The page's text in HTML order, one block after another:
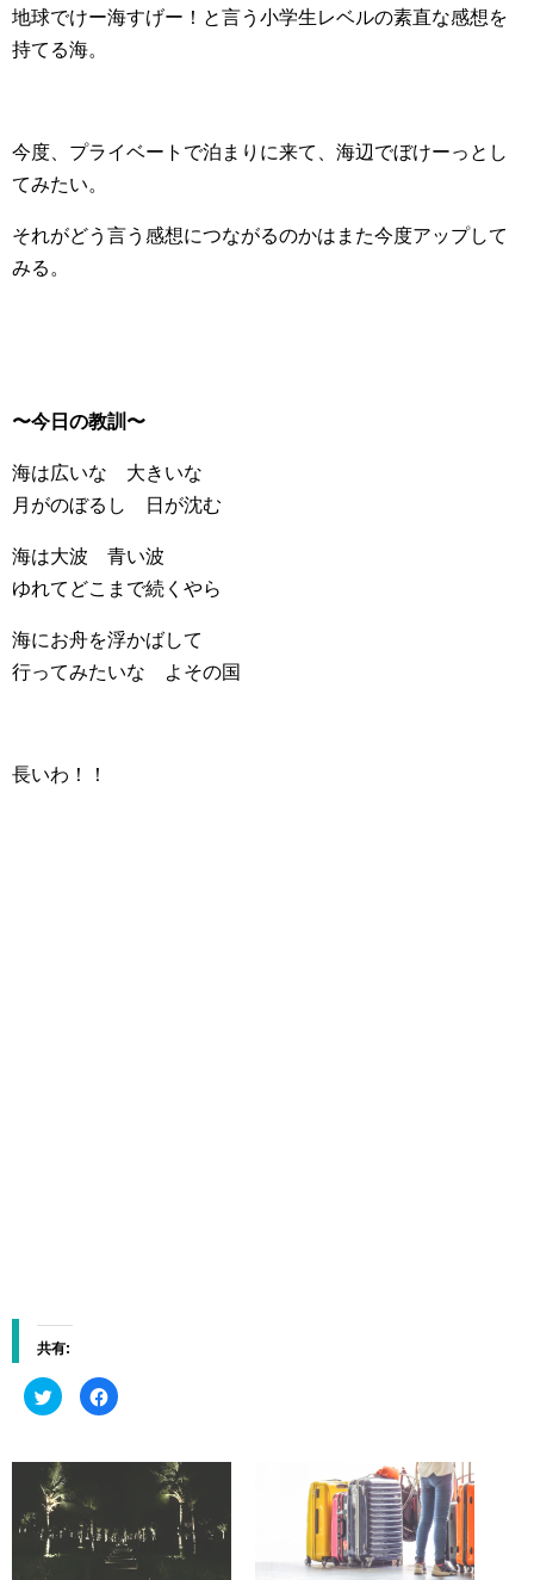
地球でけー海すげー！と言う小学生レベルの素直な感想を
持てる海。
今度、プライベートで泊まりに来て、海辺でぼけーっとし
てみたい。
それがどう言う感想につながるのかはまた今度アップして
みる。
〜今日の教訓〜
海は広いな 大きいな
月がのぼるし 日が沈む
海は大波 青い波
ゆれてどこまで続くやら
海にお舟を浮かばして
行ってみたいな よその国
長いわ！！
共有:
ク
リ
て
T
w
i
t
e
r
F
a
o
有
す
る